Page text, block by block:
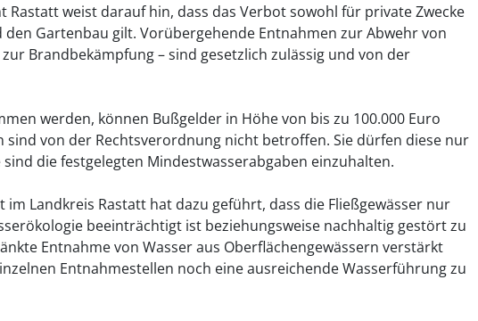
weist darauf hin, dass das Verbot sowohl für private Zwecke
Gartenbau gilt. Vorübergehende Entnahmen zur Abwehr von
Brandbekämpfung – sind gesetzlich zulässig und von der
werden, können Bußgelder in Höhe von bis zu 100.000 Euro
von der Rechtsverordnung nicht betroffen. Sie dürfen diese nur
die festgelegten Mindestwasserabgaben einzuhalten.
Landkreis Rastatt hat dazu geführt, dass die Fließgewässer nur
beeinträchtigt ist beziehungsweise nachhaltig gestört zu
Entnahme von Wasser aus Oberflächengewässern verstärkt
Entnahmestellen noch eine ausreichende Wasserführung zu